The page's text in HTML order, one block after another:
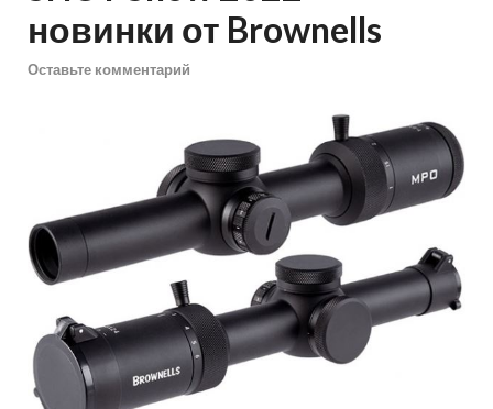
новинки от Brownells
Оставьте комментарий